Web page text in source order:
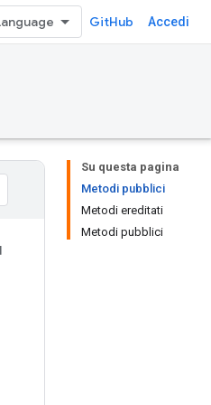
GitHub Accedi
Su questa pagina
Metodi pubblici
Metodi ereditati
Metodi pubblici